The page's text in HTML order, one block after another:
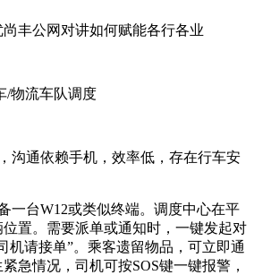
丰公网对讲如何赋能各行各业
/物流车队调度
沟通依赖手机，效率低，存在行车安
一台W12或类似终端。调度中心在平
置。需要派单或通知时，一键发起对
机请接单”。乘客遗留物品，可立即通
急情况，司机可按SOS键一键报警，